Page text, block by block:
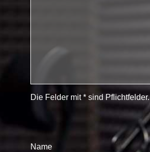
Die Felder mit * sind Pflichtfelder.
Name